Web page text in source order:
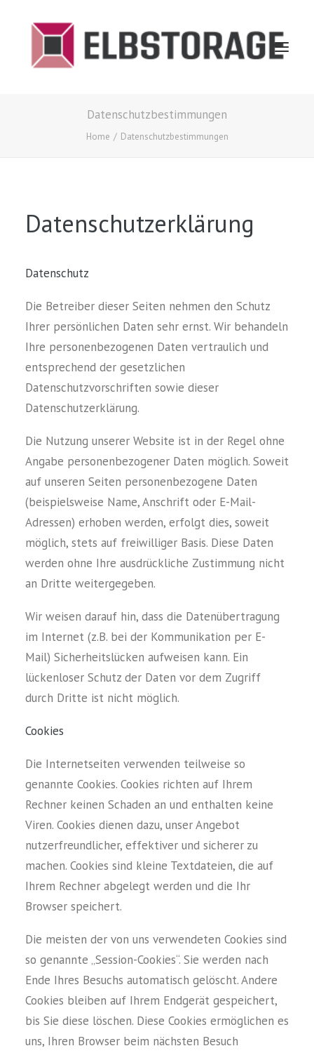
Kontakt / Anfrage
Email: info@elbstorage.com
Datenschutzbestimmungen
Home Datenschutzbestimmungen
Datenschutzerklärung
Datenschutz
Die Betreiber dieser Seiten nehmen den Schutz
Ihrer persönlichen Daten sehr ernst. Wir behandeln
Ihre personenbezogenen Daten vertraulich und
entsprechend der gesetzlichen
Datenschutzvorschriften sowie dieser
Datenschutzerklärung.
Die Nutzung unserer Website ist in der Regel ohne
Angabe personenbezogener Daten möglich. Soweit
auf unseren Seiten personenbezogene Daten
(beispielsweise Name, Anschrift oder E-Mail-
Adressen) erhoben werden, erfolgt dies, soweit
möglich, stets auf freiwilliger Basis. Diese Daten
werden ohne Ihre ausdrückliche Zustimmung nicht
an Dritte weitergegeben.
Wir weisen darauf hin, dass die Datenübertragung
im Internet (z.B. bei der Kommunikation per E-
Mail) Sicherheitslücken aufweisen kann. Ein
lückenloser Schutz der Daten vor dem Zugriff
durch Dritte ist nicht möglich.
Cookies
Die Internetseiten verwenden teilweise so
genannte Cookies. Cookies richten auf Ihrem
Rechner keinen Schaden an und enthalten keine
Viren. Cookies dienen dazu, unser Angebot
nutzerfreundlicher, effektiver und sicherer zu
machen. Cookies sind kleine Textdateien, die auf
Ihrem Rechner abgelegt werden und die Ihr
Browser speichert.
Die meisten der von uns verwendeten Cookies sind
so genannte „Session-Cookies“. Sie werden nach
Ende Ihres Besuchs automatisch gelöscht. Andere
Cookies bleiben auf Ihrem Endgerät gespeichert,
bis Sie diese löschen. Diese Cookies ermöglichen es
uns, Ihren Browser beim nächsten Besuch